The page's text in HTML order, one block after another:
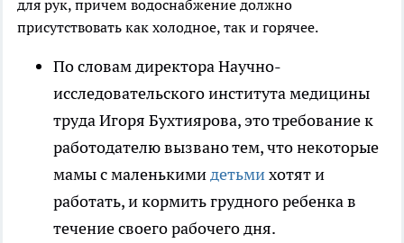
для рук, причем водоснабжение должно
присутствовать как холодное, так и горячее.
По словам директора Научно-
исследовательского института медицины
труда Игоря Бухтиярова, это требование к
работодателю вызвано тем, что некоторые
мамы с маленькимидетьмихотят и
работать, и кормить грудного ребенка в
течение своего рабочего дня.